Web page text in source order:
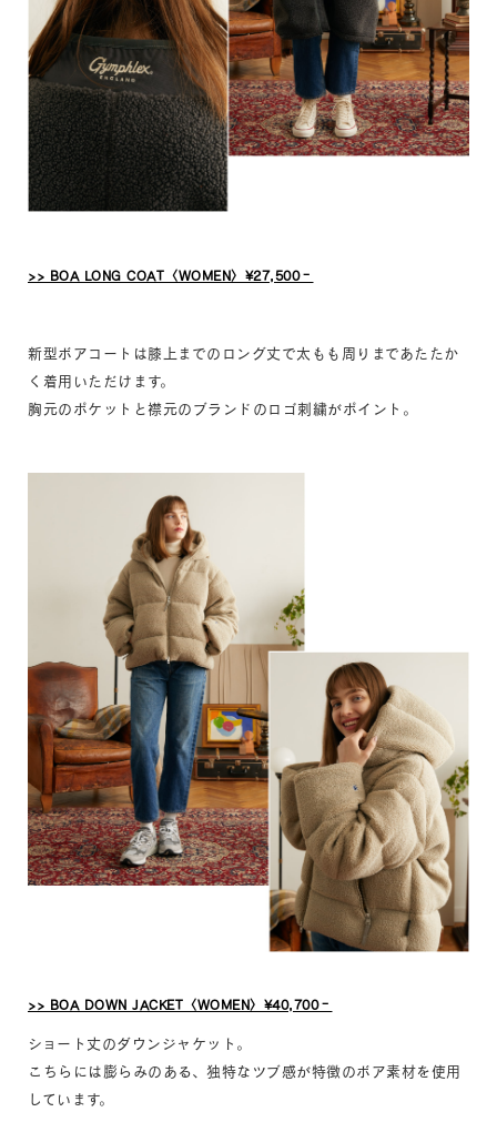
>> BOA LONG COAT〈WOMEN〉¥27,500‐
新型ボアコートは膝上までのロング丈で太もも周りまであたたか
く着用いただけます。
胸元のポケットと襟元のブランドのロゴ刺繍がポイント。
>> BOA DOWN JACKET〈WOMEN〉¥40,700‐
ショート丈のダウンジャケット。
こちらには膨らみのある、独特なツブ感が特徴のボア素材を使用
しています。